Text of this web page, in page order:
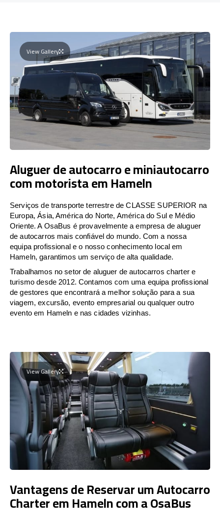
View Gallery
Aluguer de autocarro e miniautocarro
com motorista em Hameln
Serviços de transporte terrestre de CLASSE SUPERIOR na
Europa, Ásia, América do Norte, América do Sul e Médio
Oriente. A OsaBus é provavelmente a empresa de aluguer
de autocarros mais confiável do mundo. Com a nossa
equipa profissional e o nosso conhecimento local em
Hameln, garantimos um serviço de alta qualidade.
Trabalhamos no setor de aluguer de autocarros charter e
turismo desde 2012. Contamos com uma equipa profissional
de gestores que encontrará a melhor solução para a sua
viagem, excursão, evento empresarial ou qualquer outro
evento em Hameln e nas cidades vizinhas.
View Gallery
Vantagens de Reservar um Autocarro
Charter em Hameln com a OsaBus